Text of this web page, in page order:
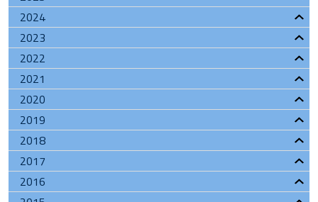
2024
2023
2022
2021
2020
2019
2018
2017
2016